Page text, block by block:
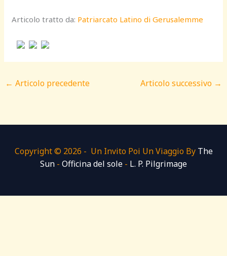
Articolo tratto da: Patriarcato Latino di Gerusalemme
← Articolo precedente Articolo successivo →
Copyright © 2026 - Un Invito Poi Un Viaggio By The
Sun - Officina del sole - L. P. Pilgrimage